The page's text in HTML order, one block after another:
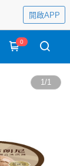
開啟APP
0
1/1